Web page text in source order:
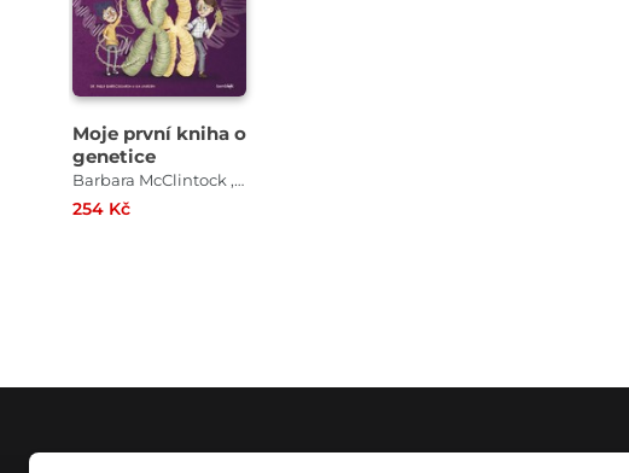
Moje první kniha o
genetice
Barbara McClintock , Pablo Barrecheguren
254 Kč